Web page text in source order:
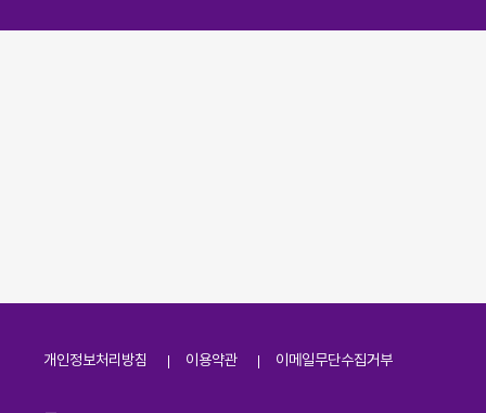
개인정보처리방침 이용약관 이메일무단수집거부